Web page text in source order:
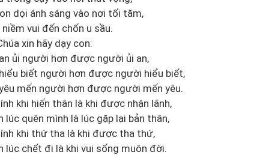
dọi ánh sáng vào nơi tối tăm,
vui đến chốn u sầu.
xin hãy dạy con:
ủi người hơn được người ủi an,
biết người hơn được người hiểu biết,
mến người hơn được người mến yêu.
khi hiến thân là khi được nhận lãnh,
lúc quên mình là lúc gặp lại bản thân,
khi thứ tha là khi được tha thứ,
lúc chết đi là khi vui sống muôn đời.